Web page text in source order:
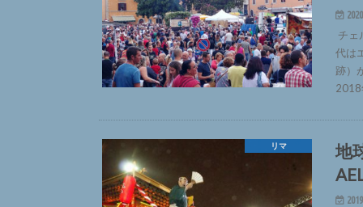
チェ
代は
跡）
リマ
地